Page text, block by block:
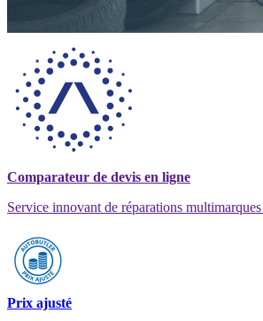
Comparateur de devis en ligne
Service innovant de réparations
Prix ajusté